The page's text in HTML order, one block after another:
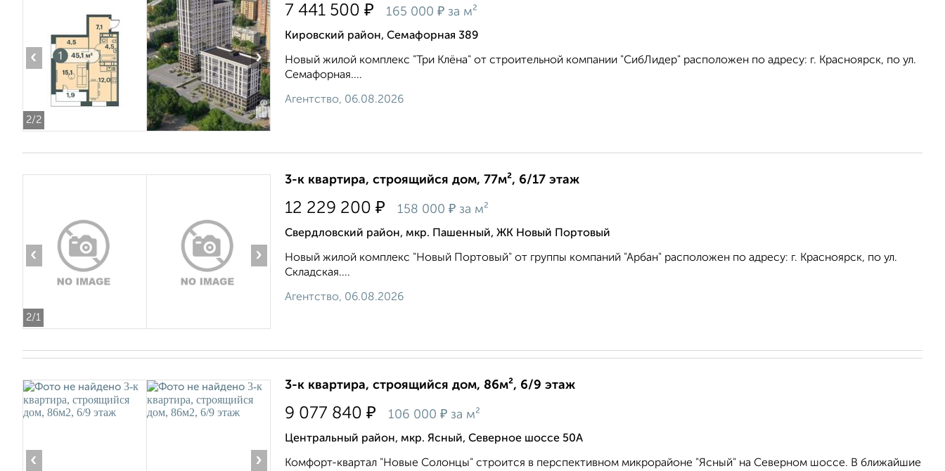
2/2
‹ ›
7 441 500 ₽ 165 000 ₽ за м²
Кировский район, Семафорная 389
Новый жилой комплекс "Три Клёна" от строительной компании "СибЛидер" расположен по адресу: г. Красноярск, по ул.
Семафорная....
Агентство, 06.08.2026
2/1
‹ ›
3-к квартира, строящийся дом, 77м², 6/17 этаж
12 229 200 ₽ 158 000 ₽ за м²
Свердловский район, мкр. Пашенный, ЖК Новый Портовый
Новый жилой комплекс "Новый Портовый" от группы компаний "Арбан" расположен по адресу: г. Красноярск, по ул.
Складская....
Агентство, 06.08.2026
‹ ›
3-к квартира, строящийся дом, 86м², 6/9 этаж
9 077 840 ₽ 106 000 ₽ за м²
Центральный район, мкр. Ясный, Северное шоссе 50А
Комфорт-квартал "Новые Солонцы" строится в перспективном микрорайоне "Ясный" на Северном шоссе. В ближайшие